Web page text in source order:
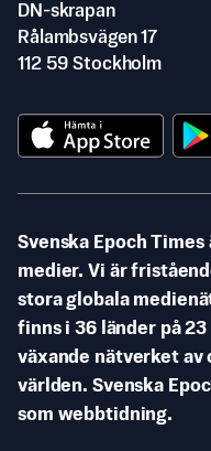
DN-skrapan
Rålambsvägen 17
112 59 Stockholm
Svenska Epoch
medier. Vi är
stora globala
finns i 36 länder på
växande nätverket
världen. Svenska
som webbtidning.